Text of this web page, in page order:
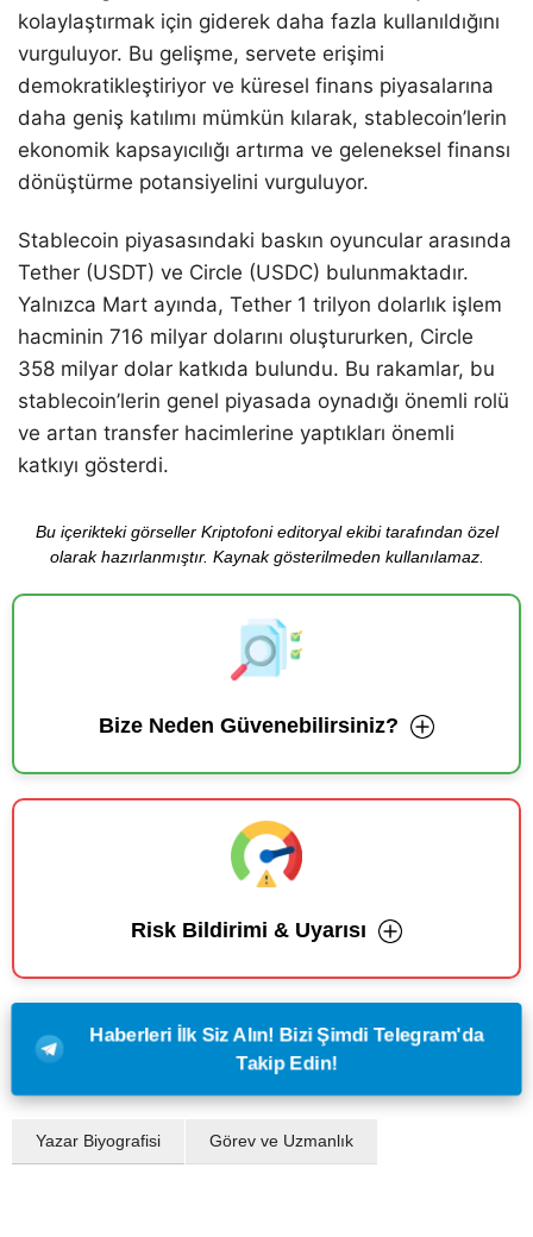
kolaylaştırmak için giderek daha fazla kullanıldığını
vurguluyor. Bu gelişme, servete erişimi
demokratikleştiriyor ve küresel finans piyasalarına
daha geniş katılımı mümkün kılarak, stablecoin’lerin
ekonomik kapsayıcılığı artırma ve geleneksel finansı
dönüştürme potansiyelini vurguluyor.
Stablecoin piyasasındaki baskın oyuncular arasında
Tether (USDT) ve Circle (USDC) bulunmaktadır.
Yalnızca Mart ayında, Tether 1 trilyon dolarlık işlem
hacminin 716 milyar dolarını oluştururken, Circle
358 milyar dolar katkıda bulundu. Bu rakamlar, bu
stablecoin’lerin genel piyasada oynadığı önemli rolü
ve artan transfer hacimlerine yaptıkları önemli
katkıyı gösterdi.
Bu içerikteki görseller Kriptofoni editoryal ekibi tarafından özel
olarak hazırlanmıştır. Kaynak gösterilmeden kullanılamaz.
Bize Neden Güvenebilirsiniz?
Risk Bildirimi & Uyarısı
Haberleri İlk Siz Alın! Bizi Şimdi Telegram'da
Takip Edin!
Yazar Biyografisi Görev ve Uzmanlık